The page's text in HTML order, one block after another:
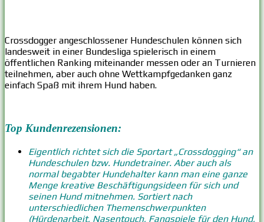
Crossdogger angeschlossener Hundeschulen können sich
landesweit in einer Bundesliga spielerisch in einem
öffentlichen Ranking miteinander messen oder an Turnieren
teilnehmen, aber auch ohne Wettkampfgedanken ganz
einfach Spaß mit ihrem Hund haben.
Top Kundenrezensionen:
Eigentlich richtet sich die Sportart „Crossdogging“ an
Hundeschulen bzw. Hundetrainer. Aber auch als
normal begabter Hundehalter kann man eine ganze
Menge kreative Beschäftigungsideen für sich und
seinen Hund mitnehmen. Sortiert nach
unterschiedlichen Themenschwerpunkten
(Hürdenarbeit, Nasentouch, Fangspiele für den Hund,